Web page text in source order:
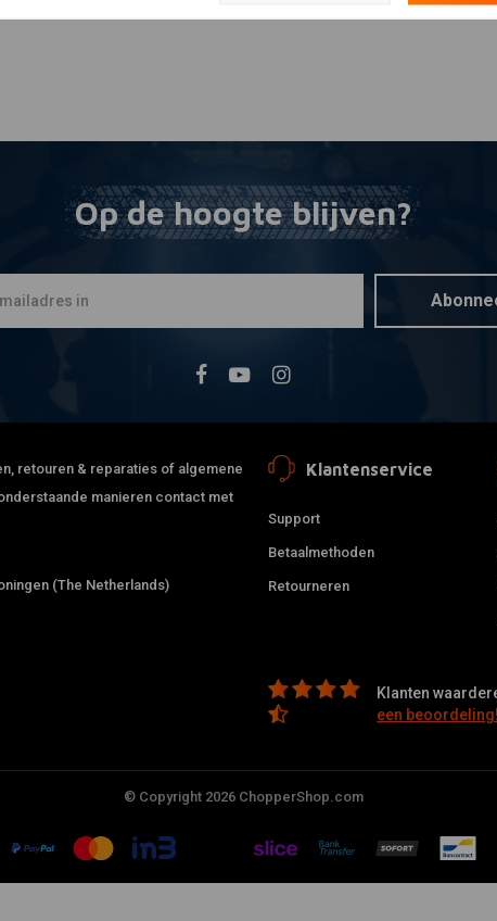
Op de hoogte blijven?
retouren & reparaties of algemene
manieren contact met
(The Netherlands)
Klantenservice
Support
Betaalmethoden
Retourneren
Klanten
een beoordeling!
© Copyright 2026 ChopperShop.com